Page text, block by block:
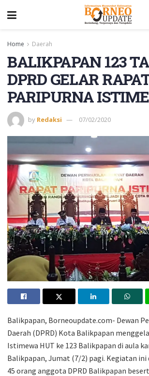
Home Daerah
BALIKPAPAN 123
DPRD GELAR
PARIPURNA
by Redaksi 07/02/2020
Balikpapan, Borneoupdate.com- Dewan
Daerah (DPRD) Kota Balikpapan
Istimewa HUT ke 123 Balikpapan di aula
Balikpapan, Jumat (7/2) pagi. Kegiatan ini
45 orang anggota DPRD Balikpapan